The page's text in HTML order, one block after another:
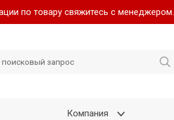
по товару свяжитесь с менеджером.
Компания